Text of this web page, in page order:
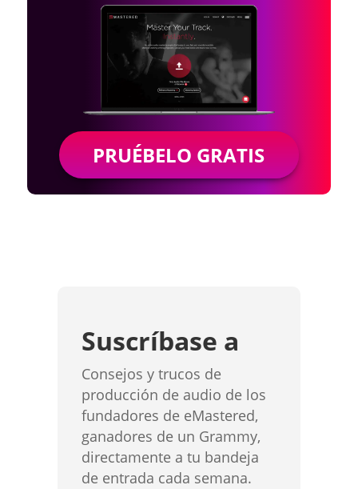
PRUÉBELO GRATIS
Suscríbase a
Consejos y trucos de
producción de audio de los
fundadores de eMastered,
ganadores de un Grammy,
directamente a tu bandeja
de entrada cada semana.